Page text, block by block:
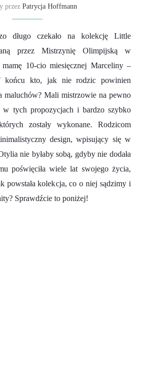
przez Patrycja Hoffmann
długo czekało na kolekcję Little
przez Mistrzynię Olimpijską w
10-cio miesięcznej Marceliny –
końcu kto, jak nie rodzic powinien
maluchów? Mali mistrzowie na pewno
w tych propozycjach i bardzo szybko
zostały wykonane. Rodzicom
design, wpisujący się w
nie byłaby sobą, gdyby nie dodała
poświęciła wiele lat swojego życia,
powstała kolekcja, co o niej sądzimy i
Sprawdźcie to poniżej!